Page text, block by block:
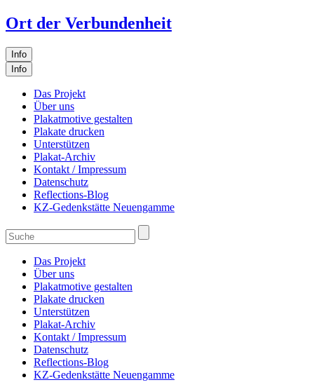
Ort der Verbundenheit
Info
Info
Das Projekt
Über uns
Plakatmotive gestalten
Plakate drucken
Unterstützen
Plakat-Archiv
Kontakt / Impressum
Datenschutz
Reflections-Blog
KZ-Gedenkstätte Neuengamme
Das Projekt
Über uns
Plakatmotive gestalten
Plakate drucken
Unterstützen
Plakat-Archiv
Kontakt / Impressum
Datenschutz
Reflections-Blog
KZ-Gedenkstätte Neuengamme